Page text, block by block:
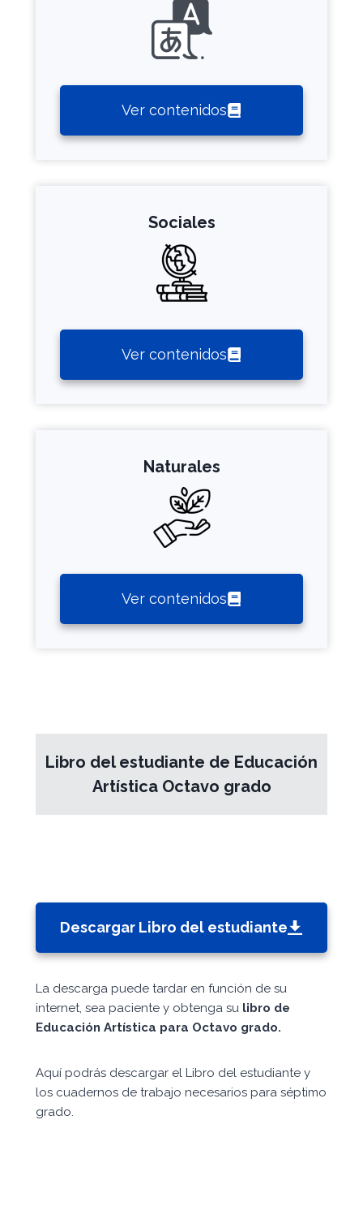
Ver contenidos
Sociales
Ver contenidos
Naturales
Ver contenidos
Libro del estudiante de Educación
Artística Octavo grado
Descargar Libro del estudiante
La descarga puede tardar en función de su
internet, sea paciente y obtenga su libro de
Educación Artística para Octavo grado.
Aquí podrás descargar el Libro del estudiante y
los cuadernos de trabajo necesarios para séptimo
grado.